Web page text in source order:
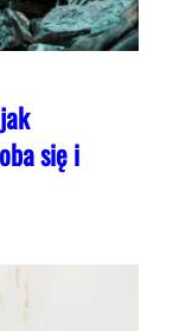
się i